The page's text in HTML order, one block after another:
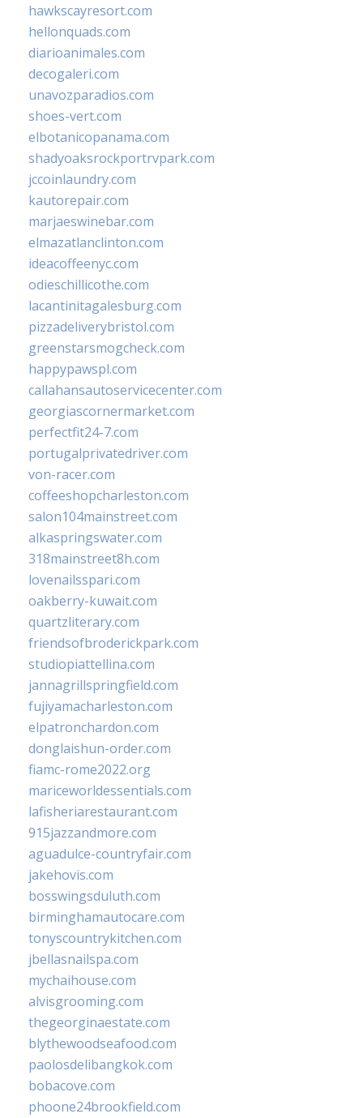
hawkscayresort.com
hellonquads.com
diarioanimales.com
decogaleri.com
unavozparadios.com
shoes-vert.com
elbotanicopanama.com
shadyoaksrockportrvpark.com
jccoinlaundry.com
kautorepair.com
marjaeswinebar.com
elmazatlanclinton.com
ideacoffeenyc.com
odieschillicothe.com
lacantinitagalesburg.com
pizzadeliverybristol.com
greenstarsmogcheck.com
happypawspl.com
callahansautoservicecenter.com
georgiascornermarket.com
perfectfit24-7.com
portugalprivatedriver.com
von-racer.com
coffeeshopcharleston.com
salon104mainstreet.com
alkaspringswater.com
318mainstreet8h.com
lovenailsspari.com
oakberry-kuwait.com
quartzliterary.com
friendsofbroderickpark.com
studiopiattellina.com
jannagrillspringfield.com
fujiyamacharleston.com
elpatronchardon.com
donglaishun-order.com
fiamc-rome2022.org
mariceworldessentials.com
lafisheriarestaurant.com
915jazzandmore.com
aguadulce-countryfair.com
jakehovis.com
bosswingsduluth.com
birminghamautocare.com
tonyscountrykitchen.com
jbellasnailspa.com
mychaihouse.com
alvisgrooming.com
thegeorginaestate.com
blythewoodseafood.com
paolosdelibangkok.com
bobacove.com
phoone24brookfield.com